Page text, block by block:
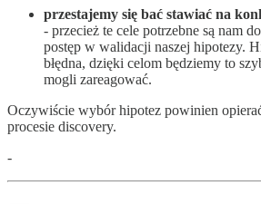
przestajemy się bać stawiać na
- przecież te cele potrzebne są nam
postęp w walidacji naszej hipotezy.
błędna, dzięki celom będziemy to
mogli zareagować.
Oczywiście wybór hipotez powinien
procesie discovery.
-